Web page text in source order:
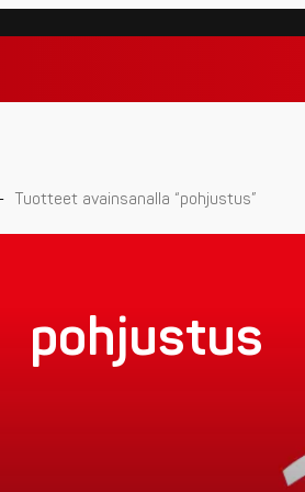
- Tuotteet avainsanalla “pohjustus”
pohjustus